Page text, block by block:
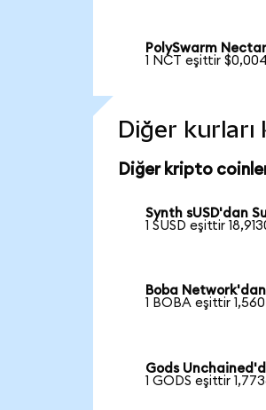
PolySwarm
1 NCT eşittir
Diğer kurları
Diğer kripto
Synth sUSD'dan
1 SUSD eşittir
Boba
1 BOBA eşittir
Gods
1 GODS eşittir